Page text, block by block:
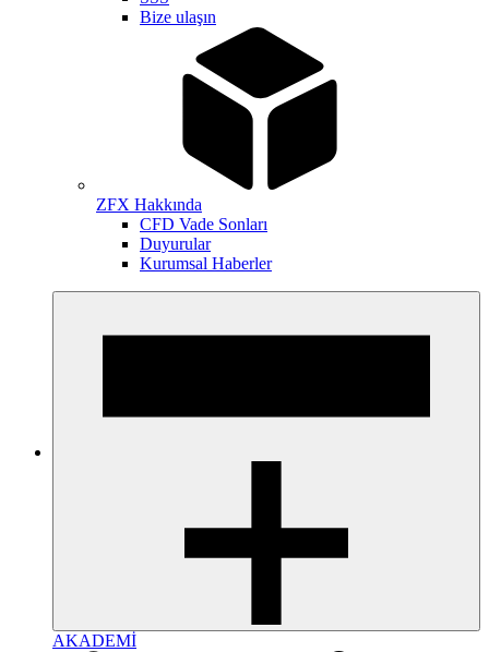
Bize ulaşın
ZFX Hakkında
CFD Vade Sonları
Duyurular
Kurumsal Haberler
AKADEMİ